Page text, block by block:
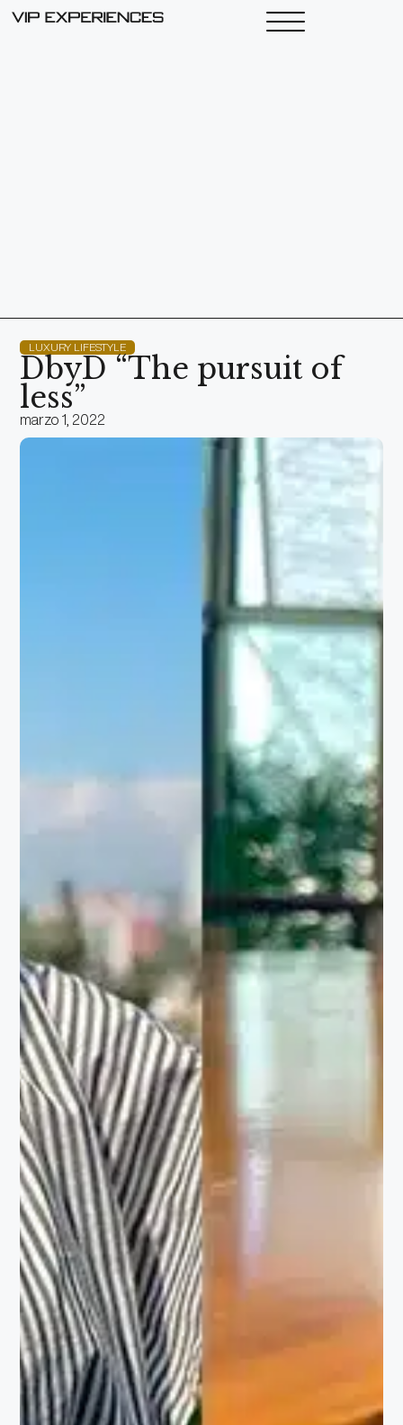
LUXURY LIFESTYLE
DbyD “The pursuit of
less”
marzo 1, 2022